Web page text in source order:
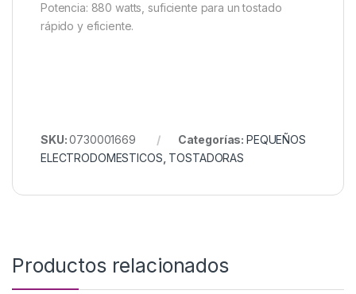
Potencia: 880 watts, suficiente para un tostado
rápido y eficiente.
SKU:0730001669 Categorías: PEQUEÑOS
ELECTRODOMESTICOS TOSTADORAS
Productos relacionados